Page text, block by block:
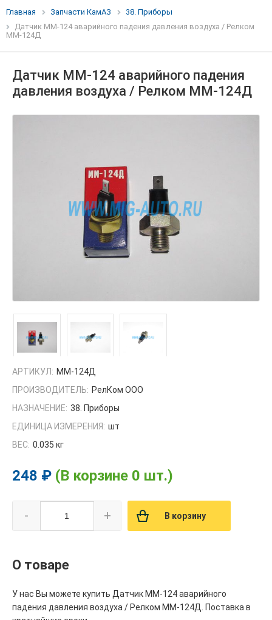
Главная Запчасти КамАЗ
38. Приборы
Датчик ММ-124 аварийного падения давления воздуха / Релком
ММ-124Д
Датчик ММ-124 аварийного падения
давления воздуха / Релком ММ-124Д
АРТИКУЛ: ММ-124Д
ПРОИЗВОДИТЕЛЬ: РелКом ООО
НАЗНАЧЕНИЕ: 38. Приборы
ЕДИНИЦА ИЗМЕРЕНИЯ: шт
ВЕС: 0.035 кг
248 ₽ (В корзине 0 шт.)
- + В корзину
О товаре
У нас Вы можете купить Датчик ММ-124 аварийного
падения давления воздуха / Релком ММ-124Д. Поставка в